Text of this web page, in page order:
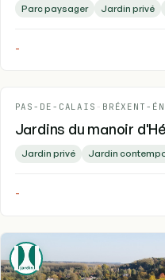
Parc paysager Jardin privé
-
PAS-DE-CALAIS - BRÉXENT-
Jardins du manoir
Jardin privé Jardin
-